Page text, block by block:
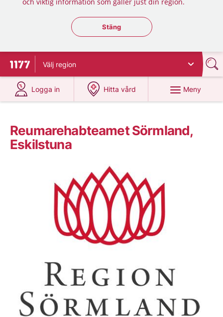
Stäng regionsväljaren
Stäng
Till startsidan för 1177
Välj region
Logga in
på 1177.se
Hitta vård
på 1177.se
Meny
Reumarehabteamet Sörmland,
Eskilstuna